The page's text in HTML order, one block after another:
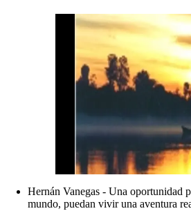
Hernán Vanegas - Una oportunidad
mundo, puedan vivir una aventura